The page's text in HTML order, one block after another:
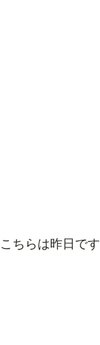
こちらは昨日です